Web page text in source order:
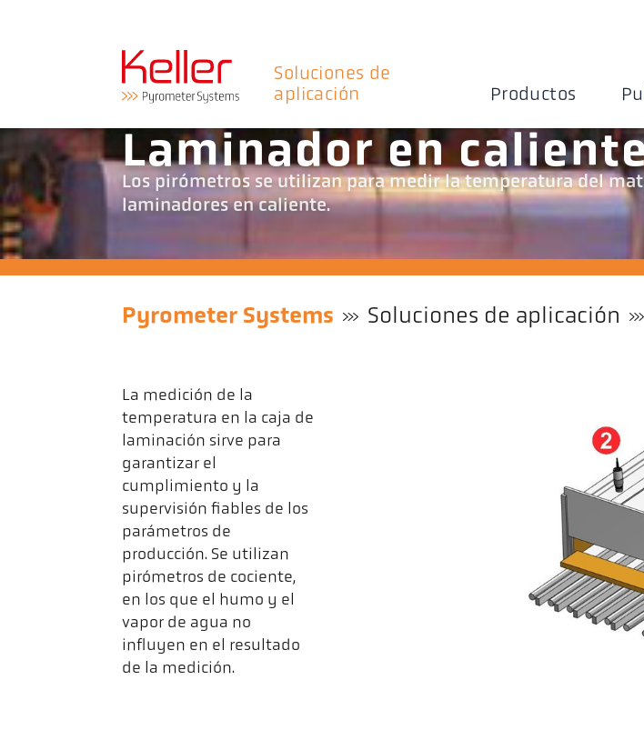
Soluciones de
aplicación
Productos
Laminador en
Los pirómetros se utilizan para medir la temperatura del
laminadores en caliente.
Pyrometer Systems Soluciones de aplicación
La medición de la
temperatura en la caja de
laminación sirve para
garantizar el
cumplimiento y la
supervisión fiables de los
parámetros de
producción. Se utilizan
pirómetros de cociente,
en los que el humo y el
vapor de agua no
influyen en el resultado
de la medición.